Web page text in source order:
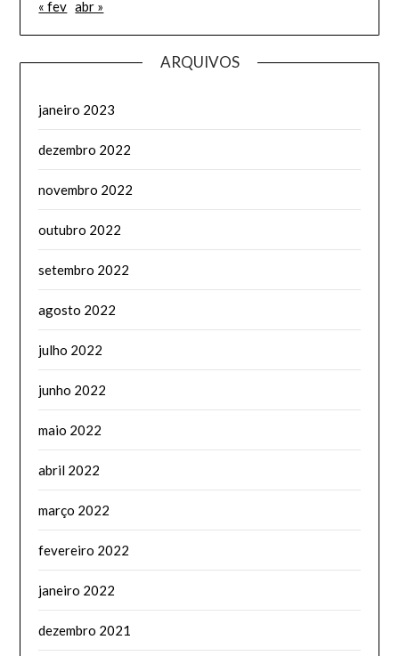
« fev abr »
ARQUIVOS
janeiro 2023
dezembro 2022
novembro 2022
outubro 2022
setembro 2022
agosto 2022
julho 2022
junho 2022
maio 2022
abril 2022
março 2022
fevereiro 2022
janeiro 2022
dezembro 2021